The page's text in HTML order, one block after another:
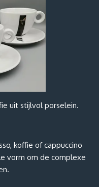
uit stijlvol porselein.
koffie of cappuccino
vorm om de complexe